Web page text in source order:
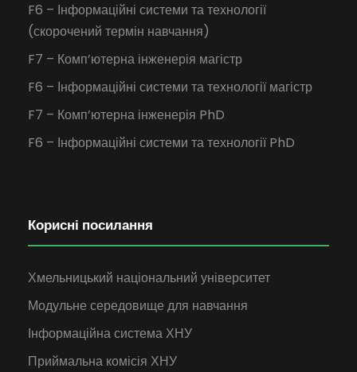
F6 – Інформаційні системи та технології
(скорочений термін навчання)
F7 – Комп’ютерна інженерія магістр
F6 – Інформаційні системи та технології магістр
F7 – Комп’ютерна інженерія PhD
F6 – Інформаційні системи та технології PhD
Корисні посилання
Хмельницький національний університет
Модульне середовище для навчання
Інформаційна система ХНУ
Приймальна комісія ХНУ